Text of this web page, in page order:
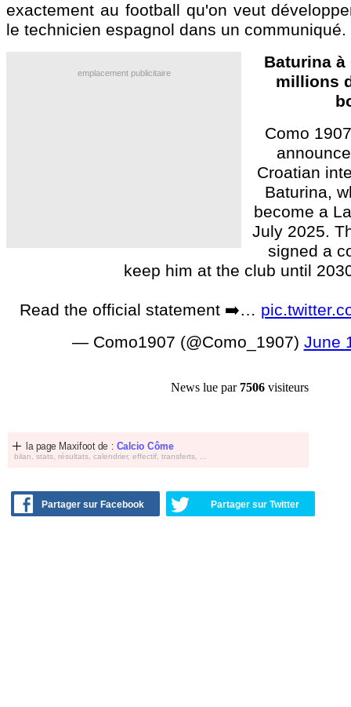
exactement au football qu'on veut
le technicien espagnol dans un communiqué.
emplacement publicitaire
Baturina à
millions
Como
Croatian
Baturina,
become a
July 2025.
signed a
keep him at the club until
Read the official statement ➡️…
— Como1907 (@Como_1907) June
News lue par 7506 visiteurs
la page Maxifoot de : Calcio Côme
bilan, stats, résultats, calendrier, effectif, transferts, ...
Partager sur Facebook Partager sur Twitter